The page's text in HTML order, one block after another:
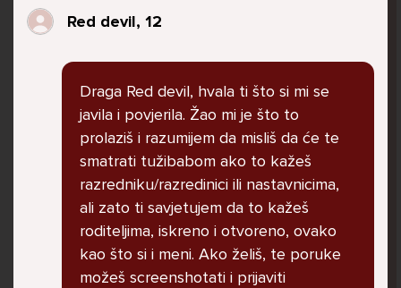
pogodilo. Cyber bulyala me preko snapchata
i drugih drugih društvenih mreža. Sad opet
razgovaramo no jako teško. Stalno provodim
vrijeme učeći ili trenirajući moje pse jako sam
vezana za njih te ih jako volim Često
razgovaram s mamom no ne želim joj sve reći
jer me ne shvaća. Ponekad želim skočiti sa
balkona svoje kuće. Neznam što da više
Lana, 12
Red devil, 12
Draga Red devil, hvala ti što si mi se
javila i povjerila. Žao mi je što to
prolaziš i razumijem da misliš da će te
smatrati tužibabom ako to kažeš
razredniku/razredinici ili nastavnicima,
ali zato ti savjetujem da to kažeš
roditeljima, iskreno i otvoreno, ovako
kao što si i meni. Ako želiš, te poruke
možeš screenshotati i prijaviti